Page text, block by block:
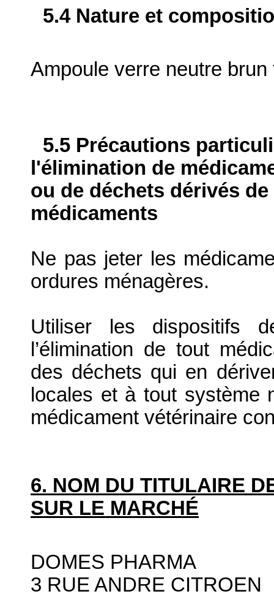
5.4 Nature et
Ampoule verre neutre brun
5.5 Précautions
l'élimination de
ou de déchets dérivés
médicaments
Ne pas jeter les
ordures ménagères.
Utiliser les dispositifs
l’élimination de tout
des déchets qui en
locales et à tout système
médicament vétérinaire
6. NOM DU TITULAIRE
SUR LE MARCHÉ
DOMES PHARMA
3 RUE ANDRE CITROEN